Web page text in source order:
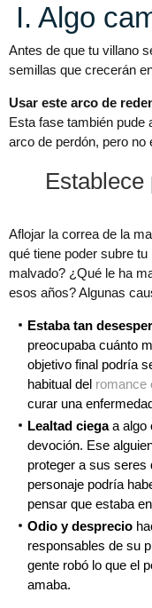
I. Algo
Antes de que tu villano
semillas que crecerán
Usar este arco de
Esta fase también pude
arco de perdón, pero no
Establece
Aflojar la correa de la
qué tiene poder subre
malvado? ¿Qué le ha
esos años? Algunas
Estaba tan
preocupaba cuánto
objetivo final podría
habitual del romance
curar una
Lealtad ciegaa algo
devoción. Ese
proteger a sus seres
personaje podría
pensar que estaba
Odio y desprecio
responsables de su
gente robó lo que el
amaba.